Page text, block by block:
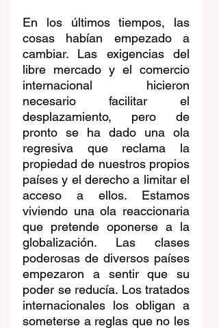
En los últimos tiempos, las
cosas habían empezado a
cambiar. Las exigencias del
libre mercado y el comercio
internacional hicieron
necesario facilitar el
desplazamiento, pero de
pronto se ha dado una ola
regresiva que reclama la
propiedad de nuestros propios
países y el derecho a limitar el
acceso a ellos. Estamos
viviendo una ola reaccionaria
que pretende oponerse a la
globalización. Las clases
poderosas de diversos países
empezaron a sentir que su
poder se reducía. Los tratados
internacionales los obligan a
someterse a reglas que no les